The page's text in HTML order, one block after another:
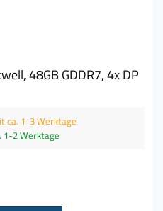
48GB GDDR7, 4x DP
ca. 1-3 Werktage
1-2 Werktage